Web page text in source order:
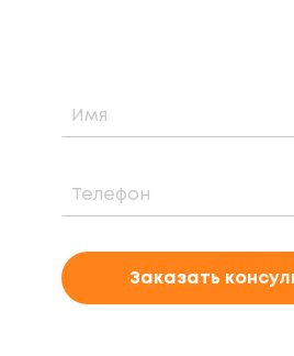
Заказать